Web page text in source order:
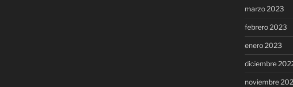
marzo 2023
febrero 2023
enero 2023
diciembre
noviembre